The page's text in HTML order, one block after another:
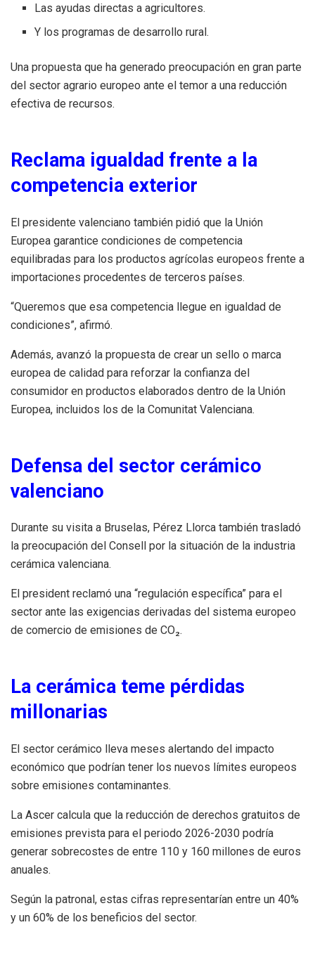
Las ayudas directas a agricultores.
Y los programas de desarrollo rural.
Una propuesta que ha generado preocupación en gran parte
del sector agrario europeo ante el temor a una reducción
efectiva de recursos.
Reclama igualdad frente a la
competencia exterior
El presidente valenciano también pidió que la Unión
Europea garantice condiciones de competencia
equilibradas para los productos agrícolas europeos frente a
importaciones procedentes de terceros países.
“Queremos que esa competencia llegue en igualdad de
condiciones”, afirmó.
Además, avanzó la propuesta de crear un sello o marca
europea de calidad para reforzar la confianza del
consumidor en productos elaborados dentro de la Unión
Europea, incluidos los de la Comunitat Valenciana.
Defensa del sector cerámico
valenciano
Durante su visita a Bruselas, Pérez Llorca también trasladó
la preocupación del Consell por la situación de la industria
cerámica valenciana.
El president reclamó una “regulación específica” para el
sector ante las exigencias derivadas del sistema europeo
de comercio de emisiones de CO₂.
La cerámica teme pérdidas
millonarias
El sector cerámico lleva meses alertando del impacto
económico que podrían tener los nuevos límites europeos
sobre emisiones contaminantes.
La Ascer calcula que la reducción de derechos gratuitos de
emisiones prevista para el periodo 2026-2030 podría
generar sobrecostes de entre 110 y 160 millones de euros
anuales.
Según la patronal, estas cifras representarían entre un 40%
y un 60% de los beneficios del sector.